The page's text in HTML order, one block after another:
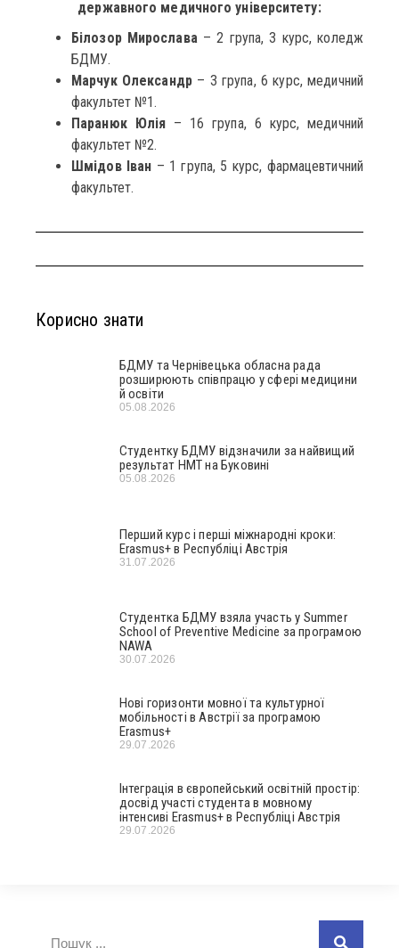
державного медичного університету:
Білозор Мирослава – 2 група, 3 курс, коледж
БДМУ.
Марчук Олександр – 3 група, 6 курс, медичний
факультет №1.
Паранюк Юлія – 16 група, 6 курс, медичний
факультет №2.
Шмідов Іван – 1 група, 5 курс, фармацевтичний
факультет.
Корисно знати
БДМУ та Чернівецька обласна рада
розширюють співпрацю у сфері медицини
й освіти
05.08.2026
Студентку БДМУ відзначили за найвищий
результат НМТ на Буковині
05.08.2026
Перший курс і перші міжнародні кроки:
Erasmus+ в Республіці Австрія
31.07.2026
Студентка БДМУ взяла участь у Summer
School of Preventive Medicine за програмою
NAWA
30.07.2026
Нові горизонти мовної та культурної
мобільності в Австрії за програмою
Erasmus+
29.07.2026
Інтеграція в європейський освітній простір:
досвід участі студента в мовному
інтенсиві Erasmus+ в Республіці Австрія
29.07.2026